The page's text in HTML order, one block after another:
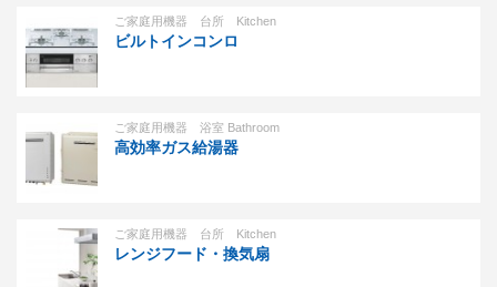
ご家庭用機器 台所 Kitchen
ビルトインコンロ
ご家庭用機器 浴室 Bathroom
高効率ガス給湯器
ご家庭用機器 台所 Kitchen
レンジフード・換気扇